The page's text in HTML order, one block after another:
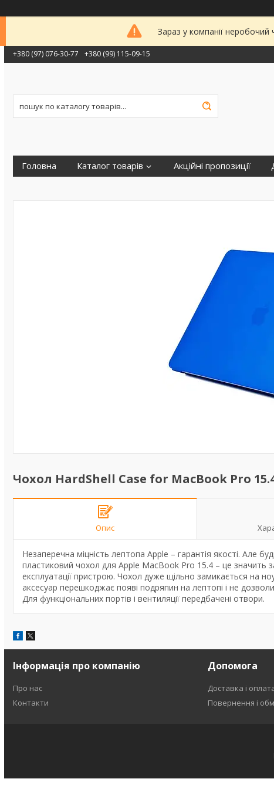
Зараз у компанії
+380 (97) 076-30-77 +380 (99) 115-09-15
Головна Каталог товарів Акційні пропозиції
Чохол HardShell Case for MacBook Pro
Опис
Незаперечна міцність лептопа Apple – гарантія якості. Але
пластиковий чохол для Apple MacBook Pro 15.4 – це значить
експлуатації пристрою. Чохол дуже щільно замикається на
аксесуар перешкоджає появі подряпин на лептопі і не
Для функціональних портів і вентиляції передбачені отвори.
Інформація про компанію
Про нас
Контакти
Допомога
Доставка і
Повернення і